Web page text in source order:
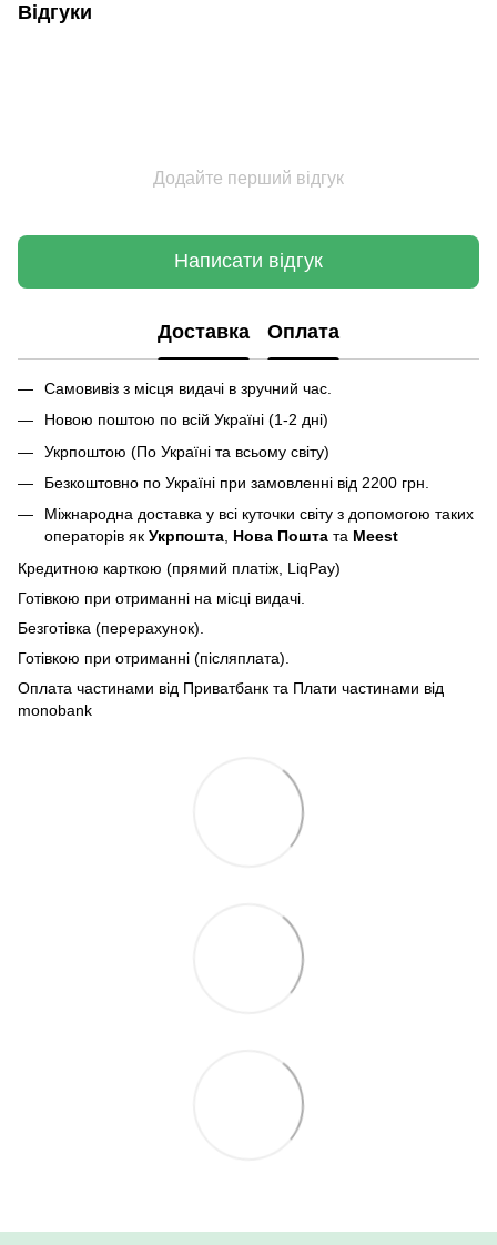
Відгуки
Додайте перший відгук
Написати відгук
Доставка Оплата
Самовивіз з місця видачі в зручний час.
Новою поштою по всій Україні (1-2 дні)
Укрпоштою (По Україні та всьому світу)
Безкоштовно по Україні при замовленні від 2200 грн.
Міжнародна доставка у всі куточки світу з допомогою таких
операторів як Укрпошта, Нова Пошта та Meest
Кредитною карткою (прямий платіж, LiqPay)
Готівкою при отриманні на місці видачі.
Безготівка (перерахунок).
Готівкою при отриманні (післяплата).
Оплата частинами від Приватбанк та Плати частинами від
monobank